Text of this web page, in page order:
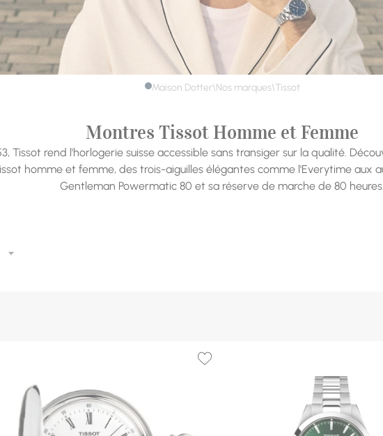
Maison Dotter\Nos marques\Tissot
Montres Tissot Homme et Femme
Tissot rend l'horlogerie suisse accessible sans transiger sur la qualité.
homme et femme, des trois-aiguilles élégantes comme l'Everytime aux
Gentleman Powermatic 80 et sa réserve de marche de 80 heures.